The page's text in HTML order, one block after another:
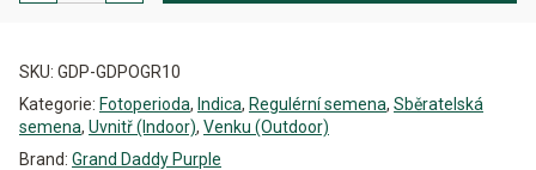
SKU: GDP-GDPOGR10
Kategorie: Fotoperioda, Indica, Regulérní semena, Sběratelská
semena, Uvnitř (Indoor), Venku (Outdoor)
Brand: Grand Daddy Purple